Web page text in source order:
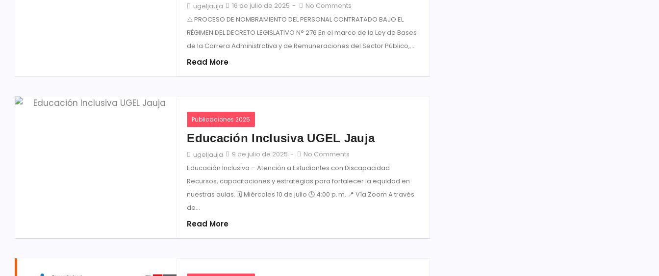
ugeljauja 16 de julio de 2025 -
No Comments
⚠️ PROCESO DE NOMBRAMIENTO DEL PERSONAL CONTRATADO BAJO EL
RÉGIMEN DEL DECRETO LEGISLATIVO N° 276 En el marco de la Ley de Bases
de la Carrera Administrativa y de Remuneraciones del Sector Público,...
Read More
Publicaciones 2025
Educación Inclusiva UGEL Jauja
ugeljauja 9 de julio de 2025 -
No Comments
Educación Inclusiva – Atención a Estudiantes con Discapacidad
Recursos, capacitaciones y estrategias para fortalecer la equidad en
nuestras aulas. 🗓 Miércoles 10 de julio 🕓 4:00 p. m. 📍 Vía Zoom A través
de...
Read More